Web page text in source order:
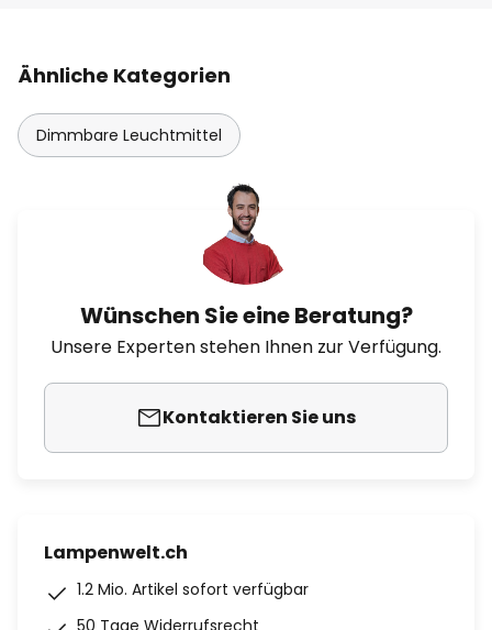
Ähnliche Kategorien
Dimmbare Leuchtmittel
Wünschen Sie eine Beratung?
Unsere Experten stehen Ihnen zur Verfügung.
Kontaktieren Sie uns
Lampenwelt.ch
1.2 Mio. Artikel sofort verfügbar
50 Tage Widerrufsrecht